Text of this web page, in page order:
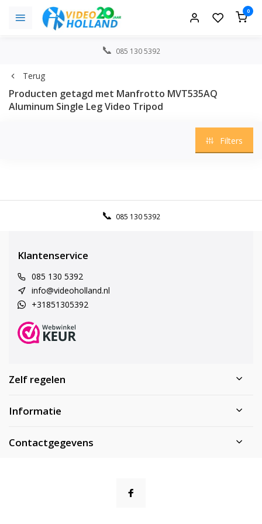
0
085 130 5392
Terug
Producten getagd met Manfrotto MVT535AQ
Aluminum Single Leg Video Tripod
Filters
085 130 5392
Klantenservice
085 130 5392
info@videoholland.nl
+31851305392
Zelf regelen
Informatie
Contactgegevens